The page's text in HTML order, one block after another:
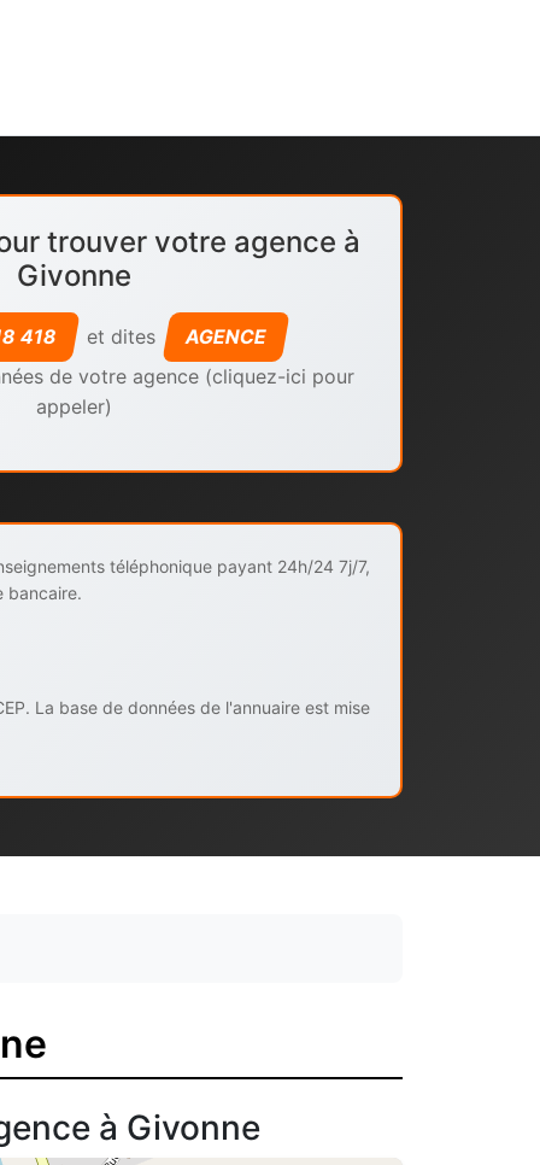
trouver votre agence à
Givonne
418 et dites
AGENCE
de votre agence (cliquez-ici pour
appeler)
téléphonique payant 24h/24 7j/7,
bancaire.
La base de données de l'annuaire est mise
à Givonne